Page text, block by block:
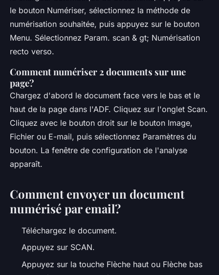
le bouton Numériser, sélectionnez la méthode de
numérisation souhaitée, puis appuyez sur le bouton
Menu. Sélectionnez Param. scan & gt; Numérisation
recto verso.
Comment numériser 2 documents sur une
page?
Chargez d'abord le document face vers le bas et le
haut de la page dans l'ADF. Cliquez sur l'onglet Scan.
Cliquez avec le bouton droit sur le bouton Image,
Fichier ou E-mail, puis sélectionnez Paramètres du
bouton. La fenêtre de configuration de l'analyse
apparaît.
Comment envoyer un document
numérisé par email?
Téléchargez le document.
Appuyez sur SCAN.
Appuyez sur la touche Flèche haut ou Flèche bas